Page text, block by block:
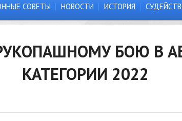
СОВЕТЫ НОВОСТИ ИСТОРИЯ
БОЮ В
КАТЕГОРИИ 2022